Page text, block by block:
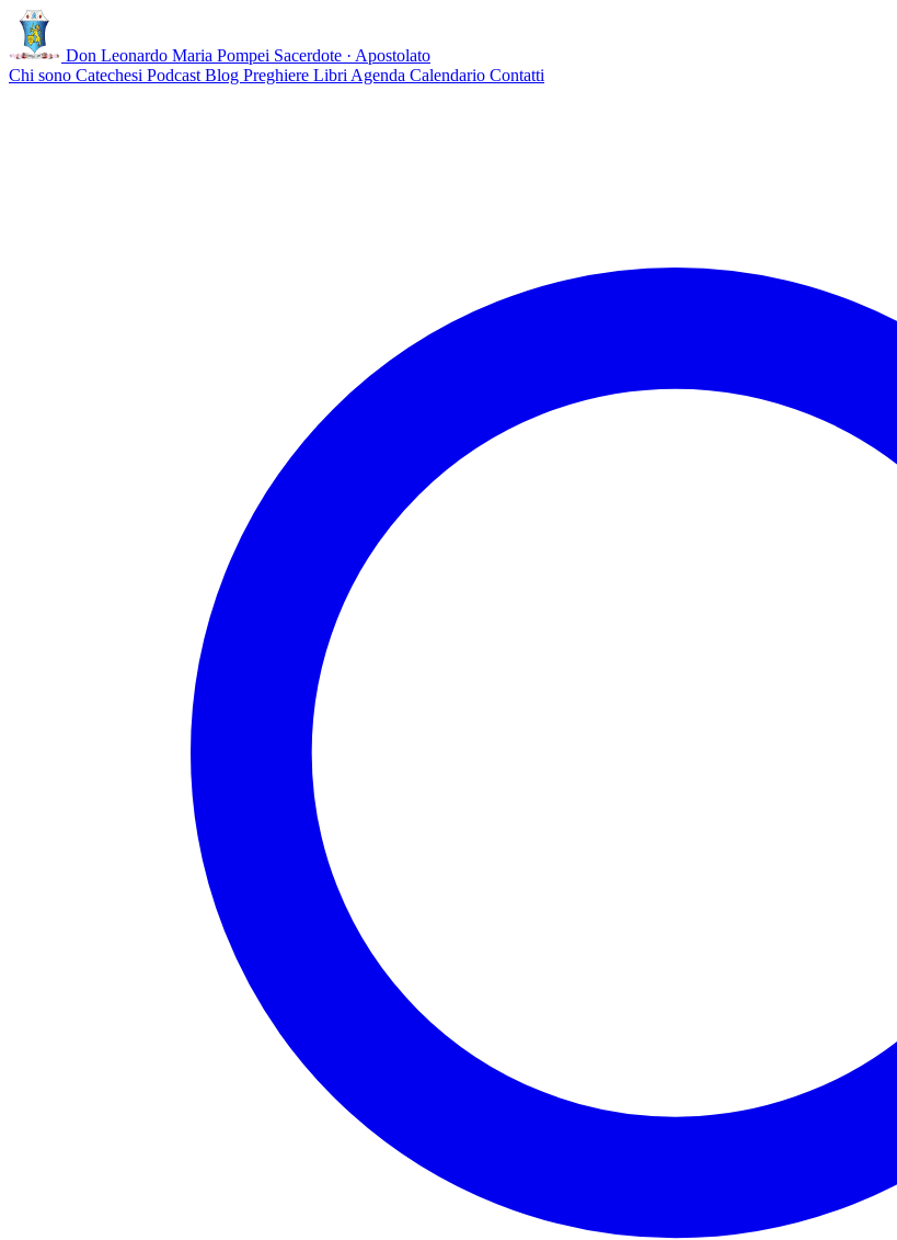
Don Leonardo Maria Pompei Sacerdote · Apostolato
Chi sono Catechesi Podcast Blog Preghiere Libri Agenda Calendario Contatti